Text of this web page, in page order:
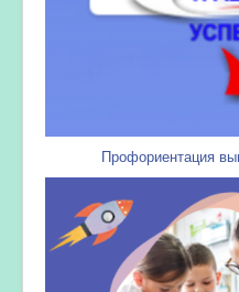
Профориентация